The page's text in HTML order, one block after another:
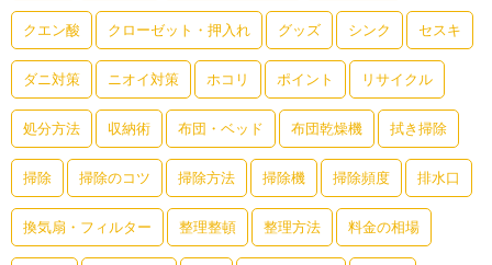
クエン酸 クローゼット・押入れ グッズ シンク セスキ
ダニ対策 ニオイ対策 ホコリ ポイント リサイクル
処分方法 収納術 布団・ベッド 布団乾燥機 拭き掃除
掃除 掃除のコツ 掃除方法 掃除機 掃除頻度 排水口
換気扇・フィルター 整理整頓 整理方法 料金の相場